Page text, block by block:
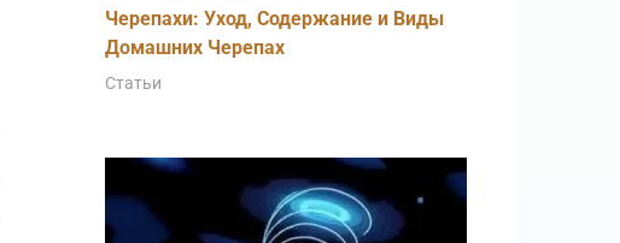
Черепахи: Уход, Содержание и Виды
Домашних Черепах
Статьи